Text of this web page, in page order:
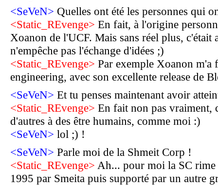
<SeVeN> Quelles ont été les personnes qui
<Static_REvenge> En fait, à l'origine
Xoanon de l'UCF. Mais sans réel plus, c'était
n'empêche pas l'échange d'idées ;)
<Static_REvenge> Par exemple Xoanon m'a
engineering, avec son excellente release de
<SeVeN> Et tu penses maintenant avoir
<Static_REvenge> En fait non pas vraiment,
d'autres à des être humains, comme moi :)
<SeVeN> lol ;) !
<SeVeN> Parle moi de la Shmeit Corp !
<Static_REvenge> Ah... pour moi la SC rime
1995 par Smeita puis supporté par un autre